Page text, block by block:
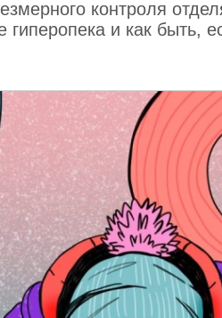
контроля
гиперопека и как быть,